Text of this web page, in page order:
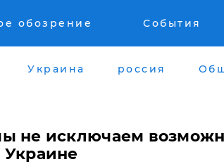
обозрение События
Украина россия
не исключаем
Украине